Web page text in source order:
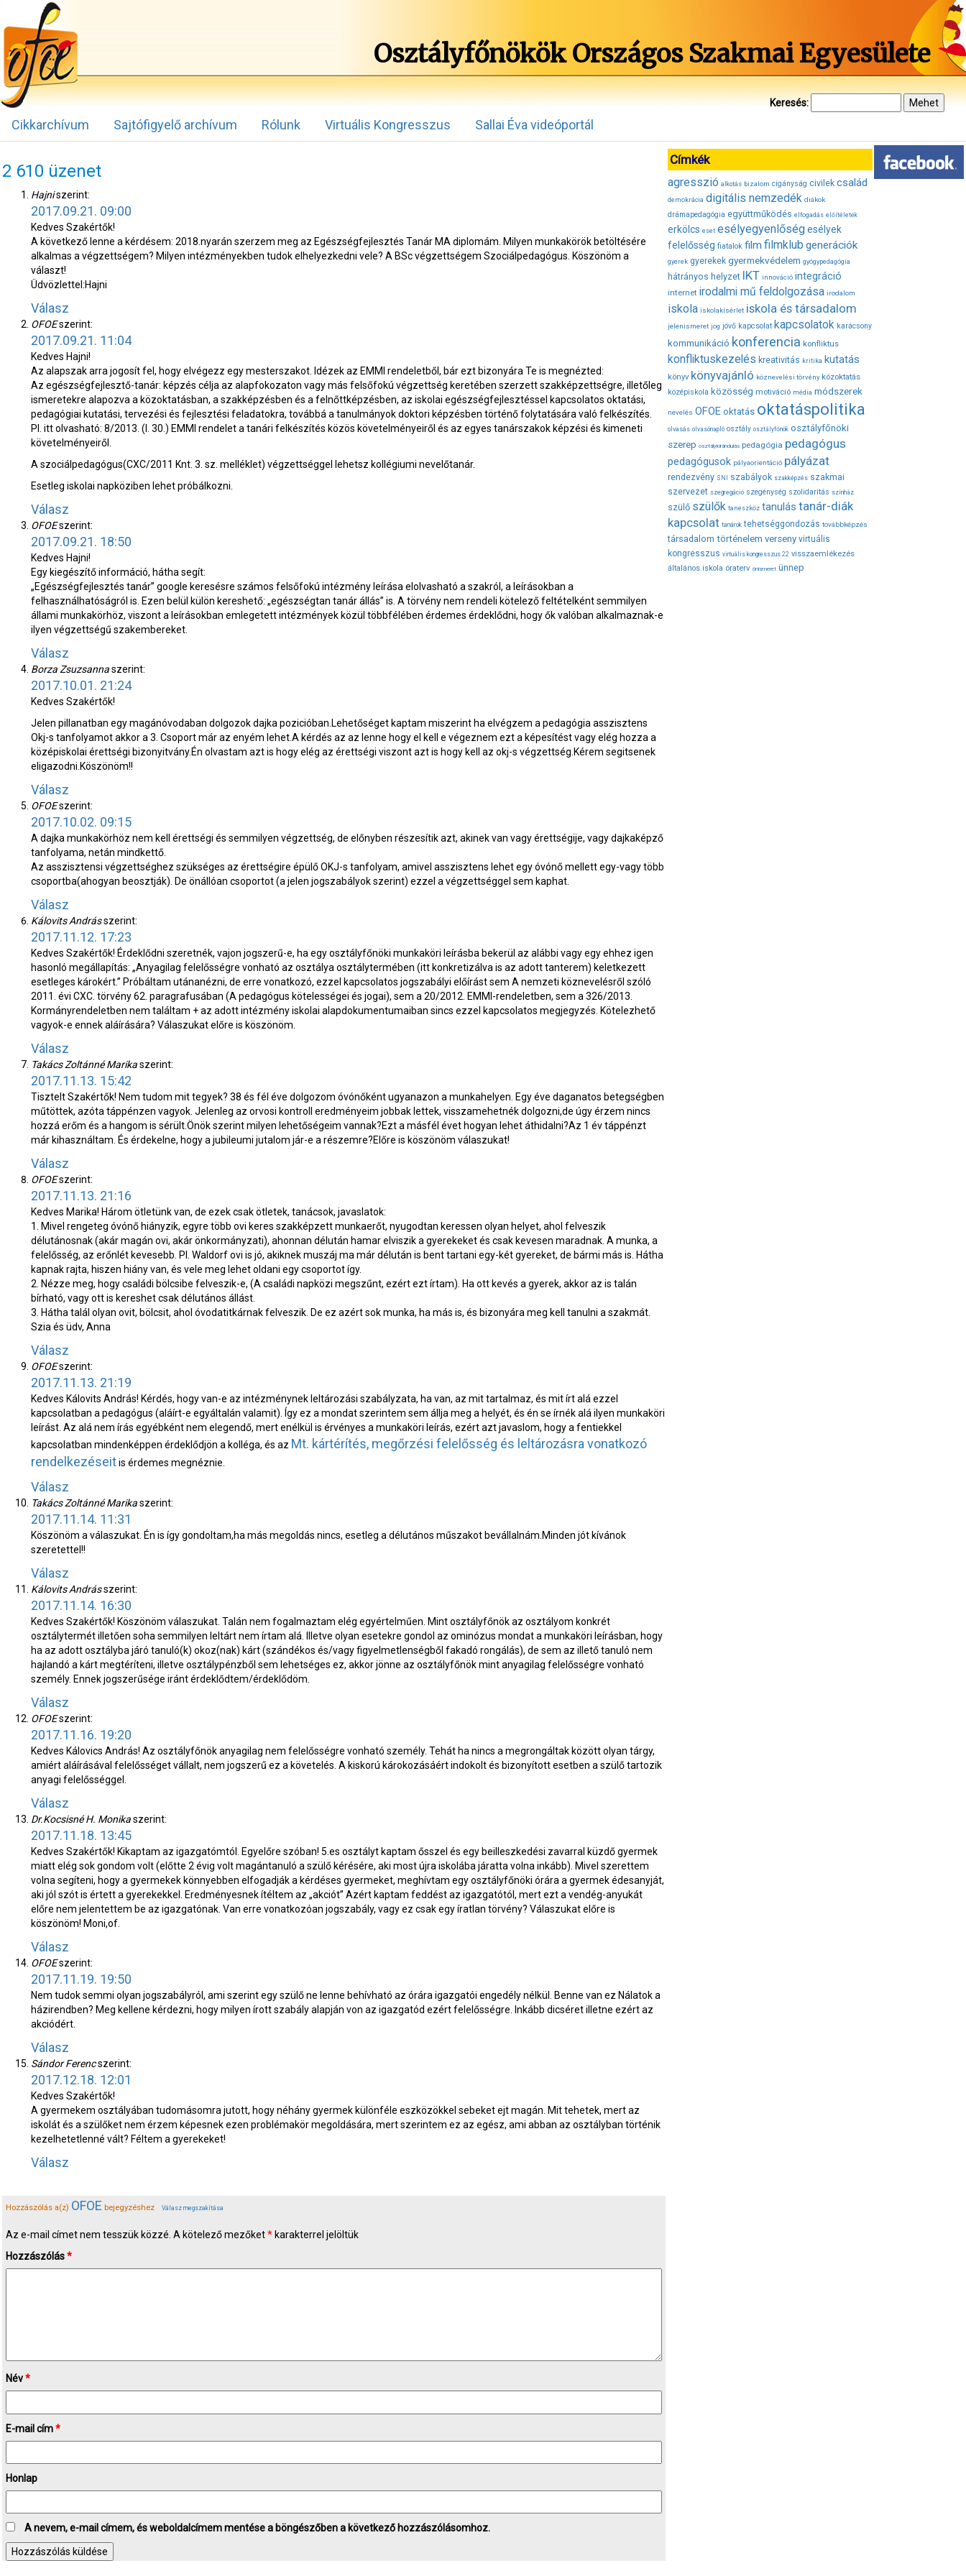
Osztályfőnökök Országos Szakmai Egyesülete
Keresés:
Cikkarchívum Sajtófigyelő archívum Rólunk Virtuális Kongresszus Sallai Éva videóportál
2 610 üzenet
Hajniszerint:
2017.09.21. 09:00
Kedves Szakértők!
A következő lenne a kérdésem: 2018.nyarán szerzem meg az Egészségfejlesztés Tanár MA diplomám. Milyen munkakörök betöltésére
alkalmas a végzettségem? Milyen intézményekben tudok elhelyezkedni vele? A BSc végzettségem Szociálpedagógus. Köszönöm a
választ!
Üdvözlettel:Hajni
Válasz
OFOEszerint:
2017.09.21. 11:04
Kedves Hajni!
Az alapszak arra jogosít fel, hogy elvégezz egy mesterszakot. Idézek az EMMI rendeletből, bár ezt bizonyára Te is megnézted:
Az egészségfejlesztő-tanár: képzés célja az alapfokozaton vagy más felsőfokú végzettség keretében szerzett szakképzettségre, illetőleg
ismeretekre alapozva a közoktatásban, a szakképzésben és a felnőttképzésben, az iskolai egészségfejlesztéssel kapcsolatos oktatási,
pedagógiai kutatási, tervezési és fejlesztési feladatokra, továbbá a tanulmányok doktori képzésben történő folytatására való felkészítés.
Pl. itt olvasható: 8/2013. (I. 30.) EMMI rendelet a tanári felkészítés közös követelményeiről és az egyes tanárszakok képzési és kimeneti
követelményeiről.
A szociálpedagógus(CXC/2011 Knt. 3. sz. melléklet) végzettséggel lehetsz kollégiumi nevelőtanár.
Esetleg iskolai napköziben lehet próbálkozni.
Válasz
OFOEszerint:
2017.09.21. 18:50
Kedves Hajni!
Egy kiegészítő információ, hátha segít:
„Egészségfejlesztés tanár” google keresésre számos felsőfokú intézmény leírása elolvasható a szakról, a leírásokban a
felhasználhatóságról is. Ezen belül külön kereshető: „egészségtan tanár állás” is. A törvény nem rendeli kötelező feltételként semmilyen
állami munkakörhöz, viszont a leírásokban emlegetett intézmények közül többfélében érdemes érdeklődni, hogy ők valóban alkalmaznak-e
ilyen végzettségű szakembereket.
Válasz
Borza Zsuzsannaszerint:
2017.10.01. 21:24
Kedves Szakértők!
Jelen pillanatban egy magánóvodaban dolgozok dajka pozicióban.Lehetőséget kaptam miszerint ha elvégzem a pedagógia asszisztens
Okj-s tanfolyamot akkor a 3. Csoport már az enyém lehet.A kérdés az az lenne hogy el kell e végeznem ezt a képesítést vagy elég hozza a
középiskolai érettségi bizonyitvány.Én olvastam azt is hogy elég az érettségi viszont azt is hogy kell az okj-s végzettség.Kérem segitsenek
eligazodni.Köszönöm!!
Válasz
OFOEszerint:
2017.10.02. 09:15
A dajka munkakörhöz nem kell érettségi és semmilyen végzettség, de előnyben részesítik azt, akinek van vagy érettségije, vagy dajkaképző
tanfolyama, netán mindkettő.
Az asszisztensi végzettséghez szükséges az érettségire épülő OKJ-s tanfolyam, amivel asszisztens lehet egy óvónő mellett egy-vagy több
csoportba(ahogyan beosztják). De önállóan csoportot (a jelen jogszabályok szerint) ezzel a végzettséggel sem kaphat.
Válasz
Kálovits Andrásszerint:
2017.11.12. 17:23
Kedves Szakértők! Érdeklődni szeretnék, vajon jogszerű-e, ha egy osztályfőnöki munkaköri leírásba bekerül az alábbi vagy egy ehhez igen
hasonló megállapítás: „Anyagilag felelősségre vonható az osztálya osztálytermében (itt konkretizálva is az adott tanterem) keletkezett
esetleges károkért.” Próbáltam utánanézni, de erre vonatkozó, ezzel kapcsolatos jogszabályi előírást sem A nemzeti köznevelésről szóló
2011. évi CXC. törvény 62. paragrafusában (A pedagógus kötelességei és jogai), sem a 20/2012. EMMI-rendeletben, sem a 326/2013.
Kormányrendeletben nem találtam + az adott intézmény iskolai alapdokumentumaiban sincs ezzel kapcsolatos megjegyzés. Kötelezhető
vagyok-e ennek aláírására? Válaszukat előre is köszönöm.
Válasz
Takács Zoltánné Marikaszerint:
2017.11.13. 15:42
Tisztelt Szakértők! Nem tudom mit tegyek? 38 és fél éve dolgozom óvónőként ugyanazon a munkahelyen. Egy éve daganatos betegségben
műtöttek, azóta táppénzen vagyok. Jelenleg az orvosi kontroll eredményeim jobbak lettek, visszamehetnék dolgozni,de úgy érzem nincs
hozzá erőm és a hangom is sérült.Önök szerint milyen lehetőségeim vannak?Ezt a másfél évet hogyan lehet áthidalni?Az 1 év táppénzt
már kihasználtam. És érdekelne, hogy a jubileumi jutalom jár-e a részemre?Előre is köszönöm válaszukat!
Válasz
OFOEszerint:
2017.11.13. 21:16
Kedves Marika! Három ötletünk van, de ezek csak ötletek, tanácsok, javaslatok:
1. Mivel rengeteg óvónő hiányzik, egyre több ovi keres szakképzett munkaerőt, nyugodtan keressen olyan helyet, ahol felveszik
délutánosnak (akár magán ovi, akár önkormányzati), ahonnan délután hamar elviszik a gyerekeket és csak kevesen maradnak. A munka, a
felelősség, az erőnlét kevesebb. Pl. Waldorf ovi is jó, akiknek muszáj ma már délután is bent tartani egy-két gyereket, de bármi más is. Hátha
kapnak rajta, hiszen hiány van, és vele meg lehet oldani egy csoportot így.
2. Nézze meg, hogy családi bölcsibe felveszik-e, (A családi napközi megszűnt, ezért ezt írtam). Ha ott kevés a gyerek, akkor az is talán
bírható, vagy ott is kereshet csak délutános állást.
3. Hátha talál olyan ovit, bölcsit, ahol óvodatitkárnak felveszik. De ez azért sok munka, ha más is, és bizonyára meg kell tanulni a szakmát.
Szia és üdv, Anna
Válasz
OFOEszerint:
2017.11.13. 21:19
Kedves Kálovits András! Kérdés, hogy van-e az intézménynek leltározási szabályzata, ha van, az mit tartalmaz, és mit írt alá ezzel
kapcsolatban a pedagógus (aláírt-e egyáltalán valamit). Így ez a mondat szerintem sem állja meg a helyét, és én se írnék alá ilyen munkaköri
leírást. Az alá nem írás egyébként nem elegendő, mert enélkül is érvényes a munkaköri leírás, ezért azt javaslom, hogy a fentiekkel
kapcsolatban mindenképpen érdeklődjön a kolléga, és az Mt. kártérítés, megőrzési felelősség és leltározásra vonatkozó
rendelkezéseitis érdemes megnéznie.
Válasz
Takács Zoltánné Marikaszerint:
2017.11.14. 11:31
Köszönöm a válaszukat. Én is így gondoltam,ha más megoldás nincs, esetleg a délutános műszakot bevállalnám.Minden jót kívánok
szeretettel!!
Válasz
Kálovits Andrásszerint:
2017.11.14. 16:30
Kedves Szakértők! Köszönöm válaszukat. Talán nem fogalmaztam elég egyértelműen. Mint osztályfőnök az osztályom konkrét
osztálytermét illetően soha semmilyen leltárt nem írtam alá. Illetve olyan esetekre gondol az ominózus mondat a munkaköri leírásban, hogy
ha az adott osztályba járó tanuló(k) okoz(nak) kárt (szándékos és/vagy figyelmetlenségből fakadó rongálás), de sem az illető tanuló nem
hajlandó a kárt megtéríteni, illetve osztálypénzből sem lehetséges ez, akkor jönne az osztályfőnök mint anyagilag felelősségre vonható
személy. Ennek jogszerűsége iránt érdeklődtem/érdeklődöm.
Válasz
OFOEszerint:
2017.11.16. 19:20
Kedves Kálovics András! Az osztályfőnök anyagilag nem felelősségre vonható személy. Tehát ha nincs a megrongáltak között olyan tárgy,
amiért aláírásával felelősséget vállalt, nem jogszerű ez a követelés. A kiskorú károkozásáért indokolt és bizonyított esetben a szülő tartozik
anyagi felelősséggel.
Válasz
Dr.Kocsisné H. Monikaszerint:
2017.11.18. 13:45
Kedves Szakértők! Kikaptam az igazgatómtól. Egyelőre szóban! 5.es osztályt kaptam ősszel és egy beilleszkedési zavarral küzdő gyermek
miatt elég sok gondom volt (előtte 2 évig volt magántanuló a szülő kérésére, aki most újra iskolába járatta volna inkább). Mivel szerettem
volna segíteni, hogy a gyermekek könnyebben elfogadják a kérdéses gyermeket, meghívtam egy osztályfőnöki órára a gyermek édesanyját,
aki jól szót is értett a gyerekekkel. Eredményesnek ítéltem az „akciót” Azért kaptam feddést az igazgatótól, mert ezt a vendég-anyukát
előre nem jelentettem be az igazgatónak. Van erre vonatkozóan jogszabály, vagy ez csak egy íratlan törvény? Válaszukat előre is
köszönöm! Moni,of.
Válasz
OFOEszerint:
2017.11.19. 19:50
Nem tudok semmi olyan jogszabályról, ami szerint egy szülő ne lenne behívható az órára igazgatói engedély nélkül. Benne van ez Nálatok a
házirendben? Meg kellene kérdezni, hogy milyen írott szabály alapján von az igazgatód ezért felelősségre. Inkább dicséret illetne ezért az
akciódért.
Válasz
Sándor Ferencszerint:
2017.12.18. 12:01
Kedves Szakértők!
A gyermekem osztályában tudomásomra jutott, hogy néhány gyermek különféle eszközökkel sebeket ejt magán. Mit tehetek, mert az
iskolát és a szülőket nem érzem képesnek ezen problémakör megoldására, mert szerintem ez az egész, ami abban az osztályban történik
kezelhetetlenné vált? Féltem a gyerekeket!
Válasz
Hozzászólás a(z) OFOE bejegyzéshez Válasz megszakítása
Az e-mail címet nem tesszük közzé. A kötelező mezőket* karakterrel jelöltük
Hozzászólás*
Név*
E-mail cím*
Honlap
A nevem, e-mail címem, és weboldalcímem mentése a böngészőben a következő hozzászólásomhoz.
Címkék
agresszió alkotás bizalom cigányság civilek család
demokrácia digitális nemzedék diákok
drámapedagógia együttműködés elfogadás előítéletek
erkölcs eset esélyegyenlőségesélyek
felelősség fiatalok film filmklub generációk
gyerek gyerekek gyermekvédelem gyógypedagógia
hátrányos helyzet IKT innováció integráció
internet irodalmi mű feldolgozása irodalom
iskola iskolakísérlet iskola és társadalom
jelenismeret jog jövő kapcsolat kapcsolatok karácsony
kommunikáció konferencia konfliktus
konfliktuskezelés kreativitás kritika kutatás
könyv könyvajánló köznevelési törvény közoktatás
középiskola közösség motiváció média módszerek
nevelés OFOE oktatás oktatáspolitika
olvasás olvasónapló osztály osztályfőnök osztályfőnöki
szerep osztálykirándulás pedagógia pedagógus
pedagógusok pályaorientáció pályázat
rendezvény SNI szabályok szakképzés szakmai
szervezet szegregáció szegénység szolidaritás színház
szülő szülők taneszköz tanulás tanár-diák
kapcsolat tanárok tehetséggondozás továbbképzés
társadalom történelem verseny virtuális
kongresszus virtuális kongresszus 22 visszaemlékezés
általános iskola óraterv önismeret ünnep